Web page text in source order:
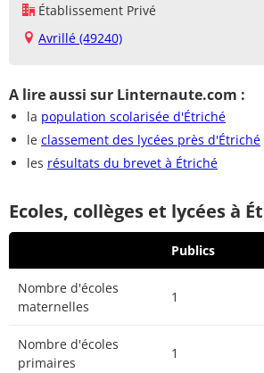
Établissement Privé
Avrillé (49240)
A lire aussi sur Linternaute.com :
la population scolarisée d'Étriché
le classement des lycées près d'Étriché
les résultats du brevet à Étriché
Ecoles, collèges et lycées à
Publics
Nombre d'écoles
maternelles
1
Nombre d'écoles
primaires
1